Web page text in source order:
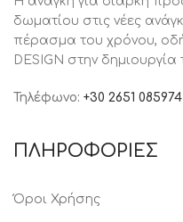
δωματίου στις νέες
πέρασμα του χρόνου,
DESIGN στην δημιουργία
Τηλέφωνο: +30 2651 085974
ΠΛΗΡΟΦΟΡΙΕΣ
Όροι Χρήσης